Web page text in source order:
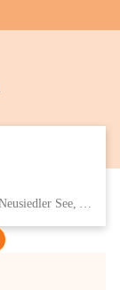
Eisenstädter Straße 18, 7091 Breitenbrunn am Neusiedler See, AUT